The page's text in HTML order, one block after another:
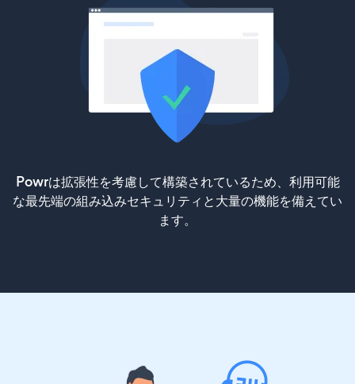
Powrは拡張性を考慮して構築されているため、利用可能
な最先端の組み込みセキュリティと大量の機能を備えてい
ます。